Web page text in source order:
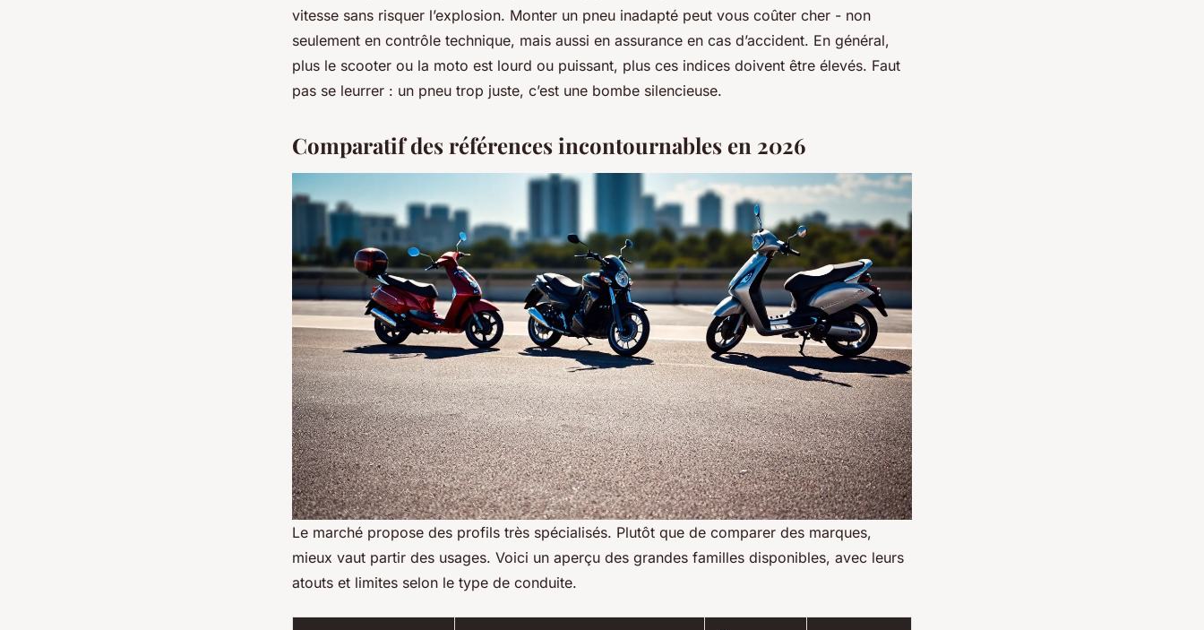
vitesse sans risquer l’explosion. Monter un pneu inadapté peut vous coûter cher - non
seulement en contrôle technique, mais aussi en assurance en cas d’accident. En général,
plus le scooter ou la moto est lourd ou puissant, plus ces indices doivent être élevés. Faut
pas se leurrer : un pneu trop juste, c’est une bombe silencieuse.
Comparatif des références incontournables en 2026
Le marché propose des profils très spécialisés. Plutôt que de comparer des marques,
mieux vaut partir des usages. Voici un aperçu des grandes familles disponibles, avec leurs
atouts et limites selon le type de conduite.